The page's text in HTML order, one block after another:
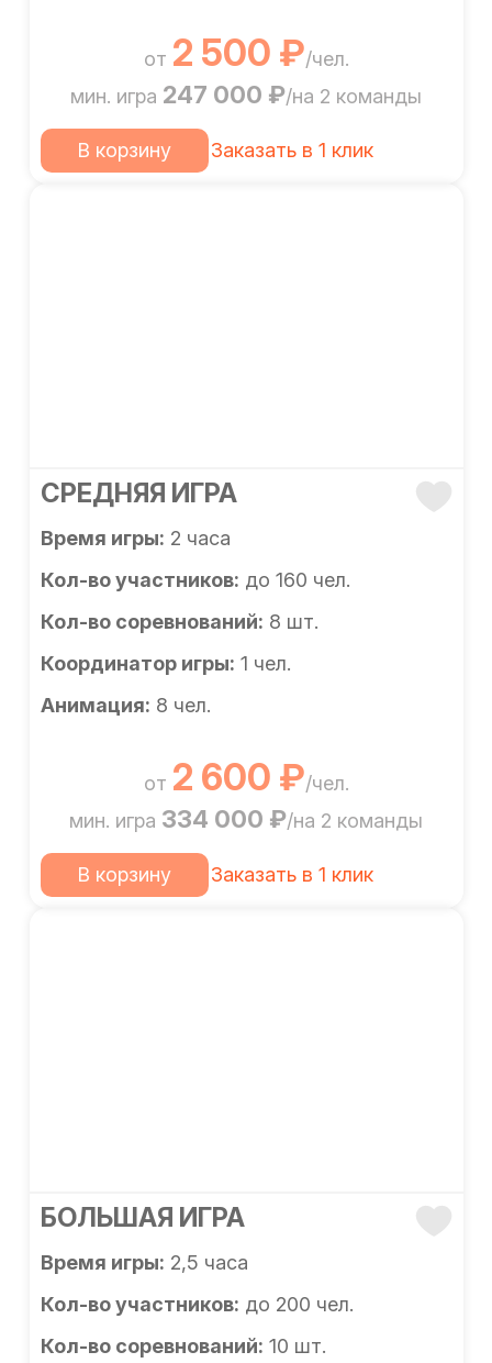
от 2 500 ₽/чел.
мин. игра 247 000 ₽/на 2 команды
В корзину Заказать в 1 клик
СРЕДНЯЯ ИГРА
Время игры: 2 часа
Кол-во участников: до 160 чел.
Кол-во соревнований: 8 шт.
Координатор игры: 1 чел.
Анимация: 8 чел.
от 2 600 ₽/чел.
мин. игра 334 000 ₽/на 2 команды
В корзину Заказать в 1 клик
БОЛЬШАЯ ИГРА
Время игры: 2,5 часа
Кол-во участников: до 200 чел.
Кол-во соревнований: 10 шт.